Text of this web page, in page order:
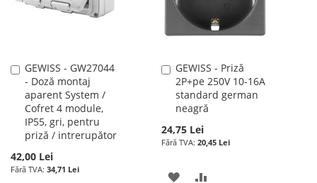
GEWISS - GW27044
- Doză montaj
aparent System /
Cofret 4 module,
IP55, gri, pentru
priză / intrerupător
42,00 Lei
34,71 Lei
Adauga
în
cos
GEWISS - Priză
2P+pe 250V 10-16A
standard german
neagră
24,75 Lei
20,45 Lei
Adauga
în
cos
ADAUGATI